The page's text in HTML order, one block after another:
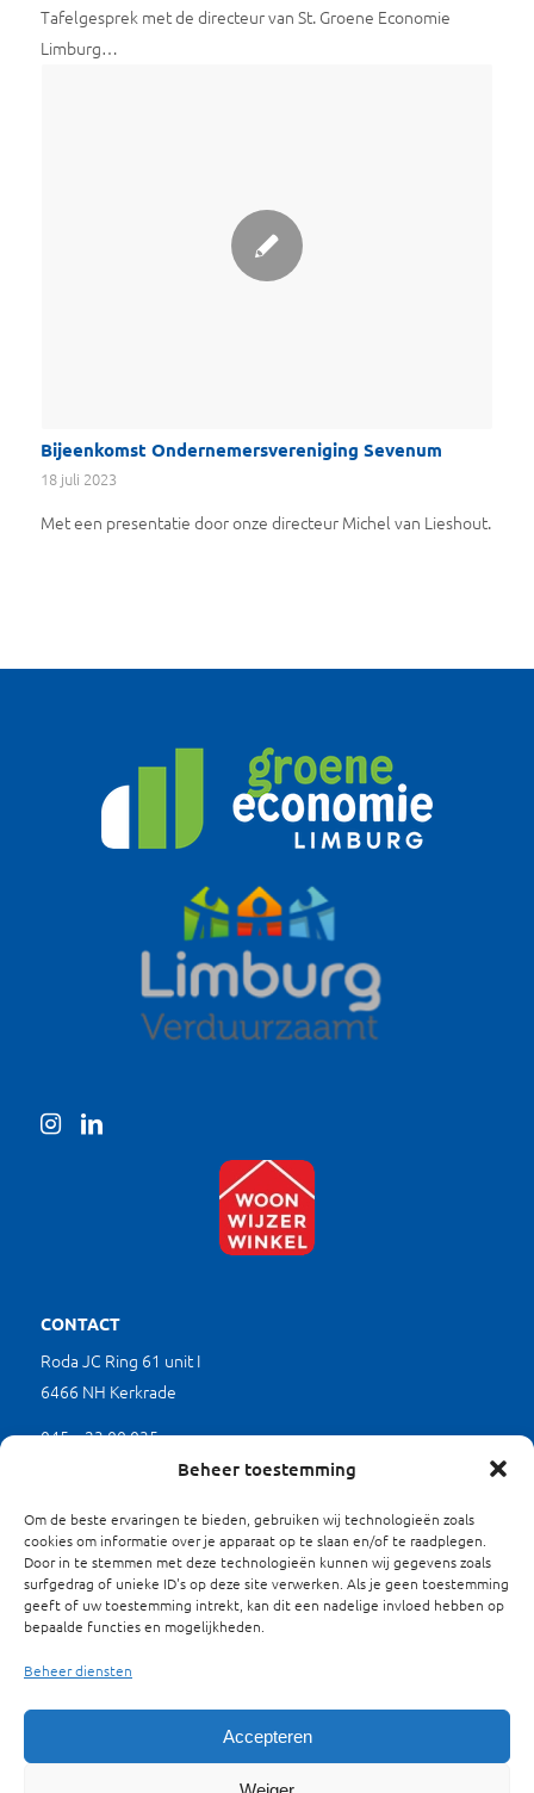
Beheer toestemming
Om de beste ervaringen te bieden, gebruiken wij technologieën zoals
cookies om informatie over je apparaat op te slaan en/of te raadplegen.
Door in te stemmen met deze technologieën kunnen wij gegevens zoals
surfgedrag of unieke ID's op deze site verwerken. Als je geen toestemming
geeft of uw toestemming intrekt, kan dit een nadelige invloed hebben op
bepaalde functies en mogelijkheden.
Beheer diensten
Accepteren
Tafelgesprek met de directeur van St. Groene Economie
Limburg…
Bijeenkomst Ondernemersvereniging Sevenum
18 juli 2023
Met een presentatie door onze directeur Michel van Lieshout.
CONTACT
Roda JC Ring 61 unit I
6466 NH Kerkrade
045 – 23 00 035
(werkdagen tussen 9.00 en 17.00 uur)
mkb@limburgverduurzaamt.nl
SITEMAP
Waarom Verduurzamen?
Projecten
Energieloket
Over ons
Privacyverklaring